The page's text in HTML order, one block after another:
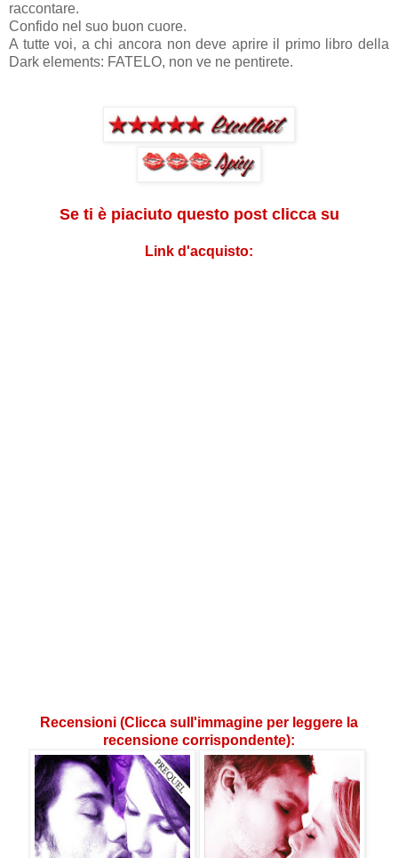
raccontare.
Confido nel suo buon cuore.
A tutte voi, a chi ancora non deve aprire il primo libro della
Dark elements: FATELO, non ve ne pentirete.
Se ti è piaciuto questo post clicca su
Link d'acquisto:
Recensioni (Clicca sull'immagine per leggere la
recensione corrispondente):